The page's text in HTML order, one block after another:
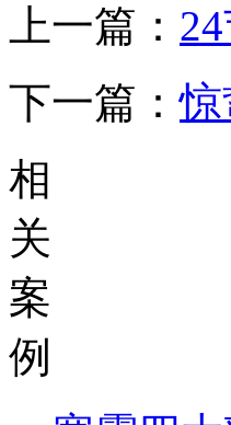
上一篇：
下一篇：
相
关
案
例